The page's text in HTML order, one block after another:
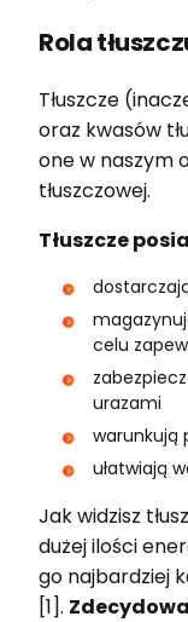
Rola
Tłuszcze
oraz kwasów
one w naszym
tłuszczowej.
Tłuszcze
celu
urazami
warunkują
ułatwiają
Jak widzisz
dużej ilości
go najbardziej
[1].